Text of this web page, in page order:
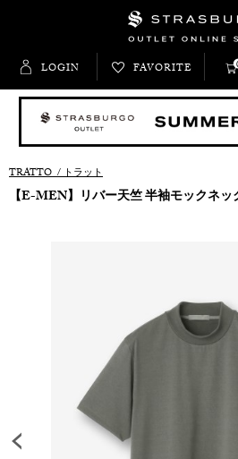
LOGIN FAVORITE
TRATTO/トラット
【E-MEN】リバー天竺 半袖モックネ